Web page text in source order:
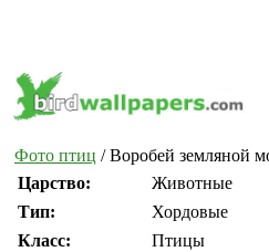
Фото птиц / Воробей земляной
Царство:
Животные
Тип:
Хордовые
Класс:
Птицы